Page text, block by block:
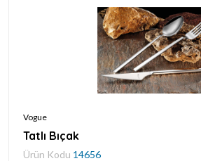
Vogue
Tatlı Bıçak
Ürün Kodu 14656